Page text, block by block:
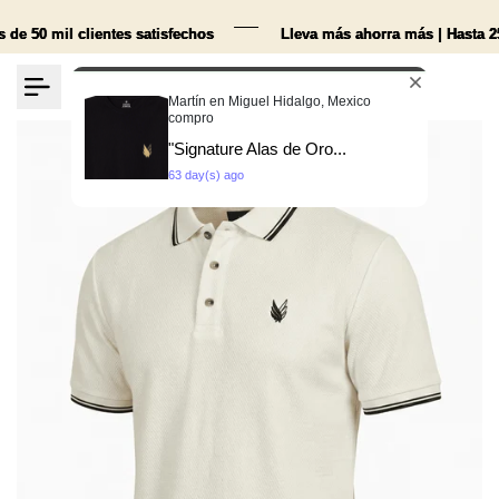
al
mil clientes satisfechos Lleva más ahorra más | Hasta 25% de
mil clientes satisfechos Lleva más ahorra más | Hasta 25% de
mil clientes satisfechos Lleva más ahorra más | Hasta 25% de
Martín en Miguel Hidalgo, Mexico
compro
"Signature Alas de Oro...
63 day(s) ago